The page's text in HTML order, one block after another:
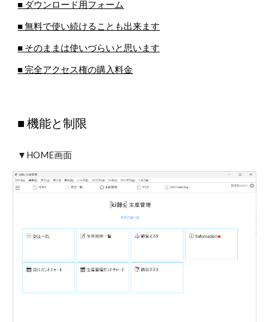
■ ダウンロード用フォーム
■ 無料で使い続けることも出来ます
■ そのままは使いづらいと思います
■ 完全アクセス権の購入料金
■ 機能と制限
▼HOME画面